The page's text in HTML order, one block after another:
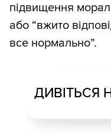
підвищення
або “вжито
все нормально”.
ДИВІТЬСЯ